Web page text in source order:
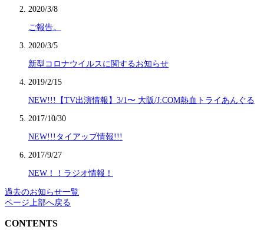
2020/3/8
ご報告。
2020/3/5
新型コロナウイルスに関するお知らせ
2019/2/15
NEW!!!【TV出演情報】3/1〜 大阪/J:COM熱血トライあんぐる
2017/10/30
NEW!!!タイアップ情報!!!
2017/9/27
NEW！！ラジオ情報！
過去のお知らせ一覧
ページ上部へ戻る
CONTENTS